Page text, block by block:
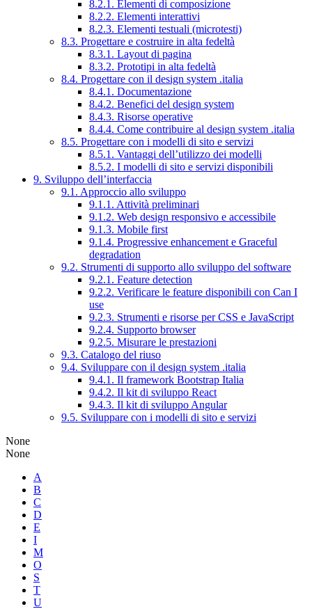
8.2.1. Elementi di composizione
8.2.2. Elementi interattivi
8.2.3. Elementi testuali (microtesti)
8.3. Progettare e costruire in alta fedeltà
8.3.1. Layout di pagina
8.3.2. Prototipi in alta fedeltà
8.4. Progettare con il design system .italia
8.4.1. Documentazione
8.4.2. Benefici del design system
8.4.3. Risorse operative
8.4.4. Come contribuire al design system .italia
8.5. Progettare con i modelli di sito e servizi
8.5.1. Vantaggi dell’utilizzo dei modelli
8.5.2. I modelli di sito e servizi disponibili
9. Sviluppo dell’interfaccia
9.1. Approccio allo sviluppo
9.1.1. Attività preliminari
9.1.2. Web design responsivo e accessibile
9.1.3. Mobile first
9.1.4. Progressive enhancement e Graceful
degradation
9.2. Strumenti di supporto allo sviluppo del software
9.2.1. Feature detection
9.2.2. Verificare le feature disponibili con Can I
use
9.2.3. Strumenti e risorse per CSS e JavaScript
9.2.4. Supporto browser
9.2.5. Misurare le prestazioni
9.3. Catalogo del riuso
9.4. Sviluppare con il design system .italia
9.4.1. Il framework Bootstrap Italia
9.4.2. Il kit di sviluppo React
9.4.3. Il kit di sviluppo Angular
9.5. Sviluppare con i modelli di sito e servizi
None
None
A
B
C
D
E
I
M
O
S
T
U